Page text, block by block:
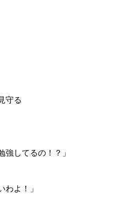
守る
強してるの！？」
わよ！」